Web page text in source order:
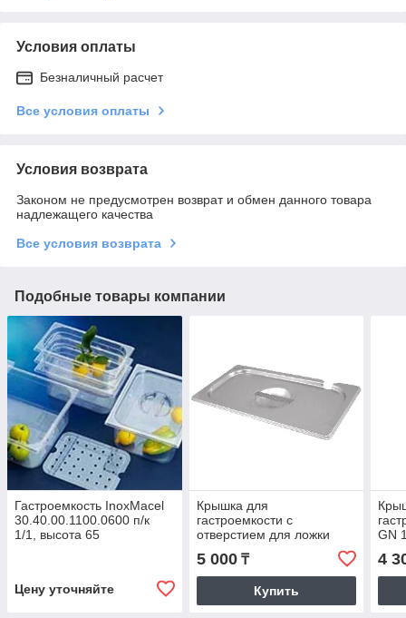
Условия оплаты
Безналичный расчет
Все условия оплаты
Условия возврата
Законом не предусмотрен возврат и обмен данного товара
надлежащего качества
Все условия возврата
Подобные товары компании
Гастроемкость InoxMacel
30.40.00.1100.0600 п/к
1/1, высота 65
Цену уточняйте
Крышка для
гастроемкости с
отверстием для ложки
Foodatlas GN 1/1
5 000₸
Купить
GN
4